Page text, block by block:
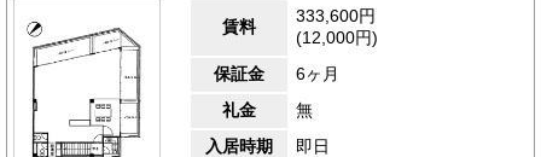
賃料
333,600円
(12,000円)
保証金
6ヶ月
礼金
無
入居時期
即日